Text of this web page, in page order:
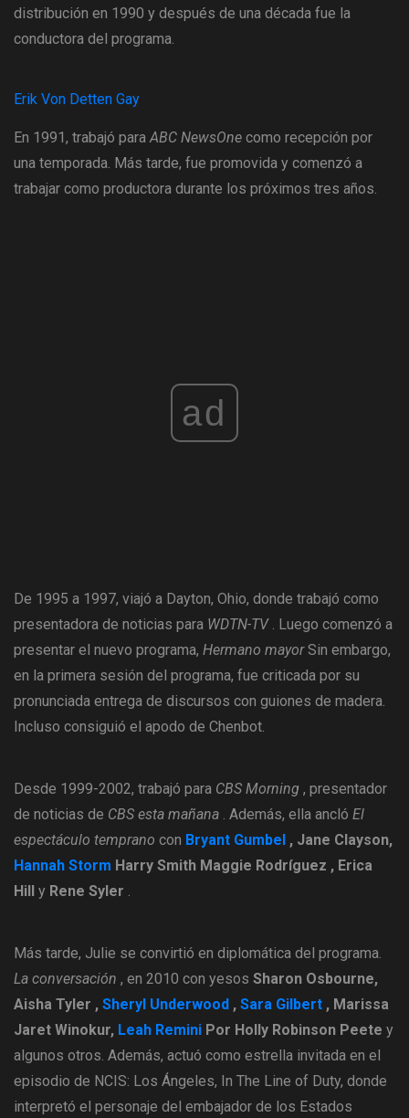
distribución en 1990 y después de una década fue la
conductora del programa.
Erik Von Detten Gay
En 1991, trabajó paraABC NewsOne como recepción por
una temporada. Más tarde, fue promovida y comenzó a
trabajar como productora durante los próximos tres años.
ad
De 1995 a 1997, viajó a Dayton, Ohio, donde trabajó como
presentadora de noticias para WDTN-TV. Luego comenzó a
presentar el nuevo programa, Hermano mayorSin embargo,
en la primera sesión del programa, fue criticada por su
pronunciada entrega de discursos con guiones de madera.
Incluso consiguió el apodo de Chenbot.
Desde 1999-2002, trabajó para CBS Morning , presentador
de noticias de CBS esta mañana . Además, ella ancló El
espectáculo temprano con Bryant Gumbel , Jane Clayson,
Hannah Storm Harry Smith Maggie Rodríguez , Erica
Hill y Rene Syler .
Más tarde, Julie se convirtió en diplomática del programa.
La conversación , en 2010 con yesos Sharon Osbourne,
Aisha Tyler , Sheryl Underwood , Sara Gilbert , Marissa
Jaret Winokur, Leah Remini Por Holly Robinson Peete y
algunos otros. Además, actuó como estrella invitada en el
episodio de NCIS: Los Ángeles, In The Line of Duty, donde
interpretó el personaje del embajador de los Estados